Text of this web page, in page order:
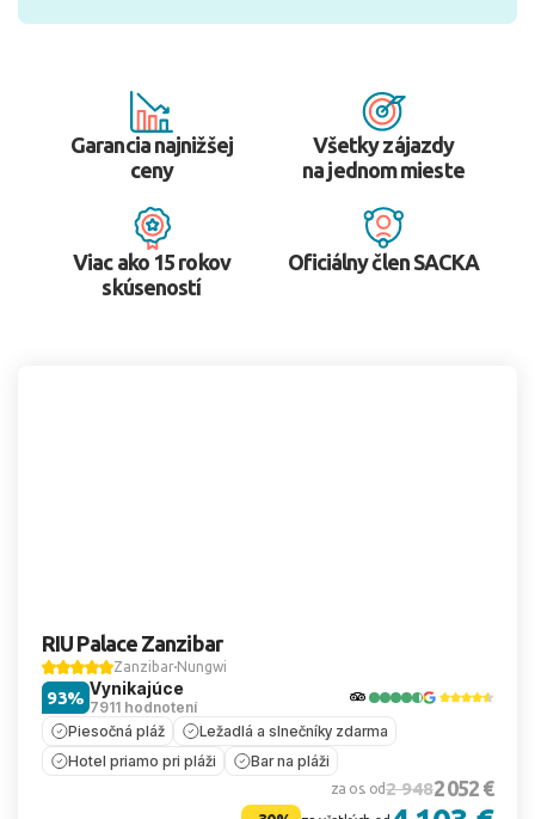
Garancia najnižšej
ceny
Všetky zájazdy
na jednom mieste
Viac ako 15 rokov
skúseností
Oficiálny člen SACKA
RIU Palace Zanzibar
Zanzibar Nungwi
Vynikajúce
7911 hodnotení
93%
Piesočná pláž
Ležadlá a slnečníky zdarma
Hotel priamo pri pláži
Bar na pláži
za os. od2 9482 052 €